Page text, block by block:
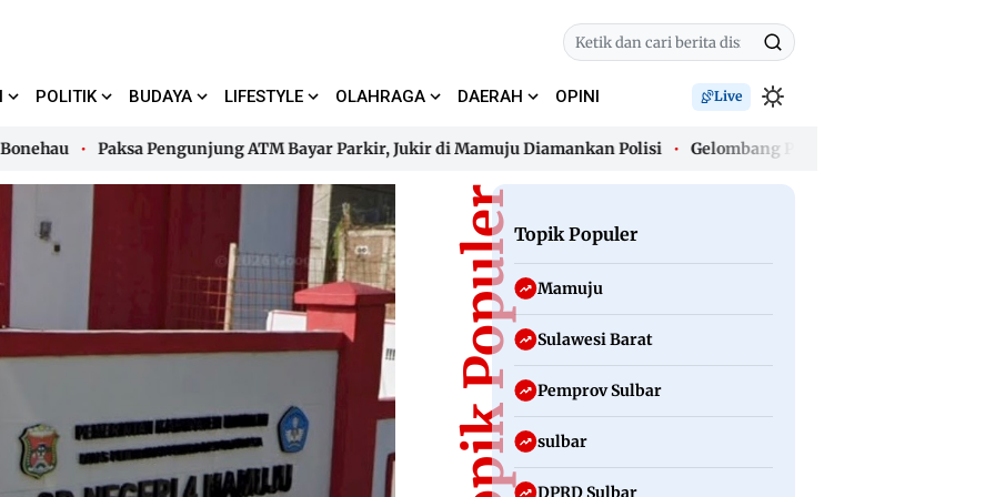
POLITIK BUDAYA LIFESTYLE OLAHRAGA DAERAH OPINI Live
Paksa Pengunjung ATM Bayar Parkir, Jukir di Mamuju Diamankan Polisi Gelombang Panas Awal Agustus, Polman
Paksa Pengunjung ATM Bayar Parkir, Jukir di Mamuju Diamankan Polisi
Topik PopulerTopik Populer
Mamuju
Sulawesi Barat
Pemprov Sulbar
sulbar
DPRD Sulbar